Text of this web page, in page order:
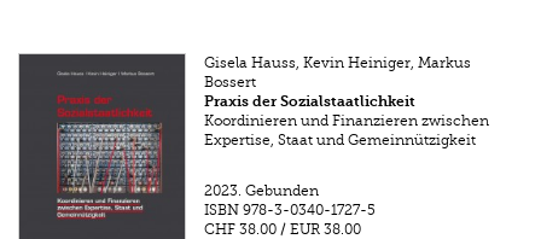
Gisela Hauss, Kevin Heiniger, Markus
Bossert
Praxis der Sozialstaatlichkeit
Koordinieren und Finanzieren zwischen
Expertise, Staat und Gemeinnützigkeit
2023. Gebunden
ISBN 978-3-0340-1727-5
CHF 38.00 /EUR 38.00